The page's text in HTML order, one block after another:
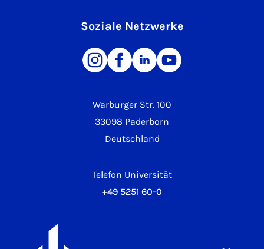
Warburger Str. 100
33098 Paderborn
Deutschland
Telefon Universität
+49 5251 60-0
Soziale Netzwerke